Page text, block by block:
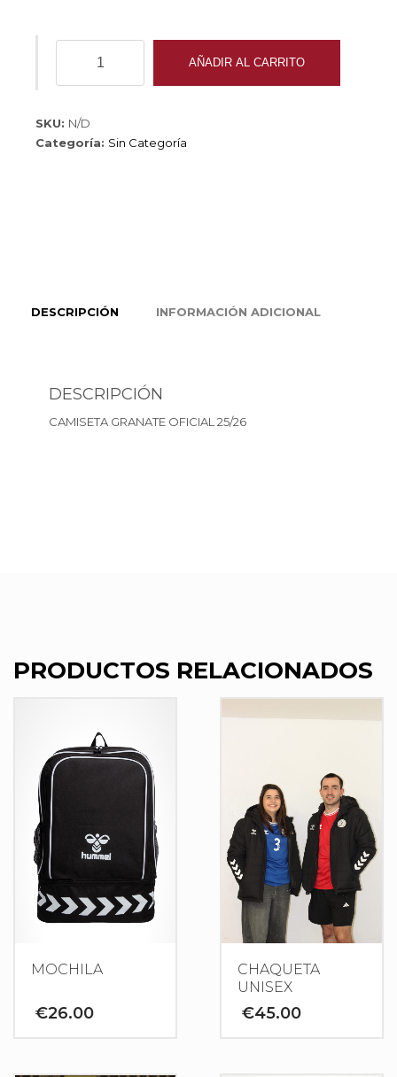
GRANATE
OFICIAL
cantidad
AÑADIR AL CARRITO
SKU: N/D
Categoría: Sin Categoría
DESCRIPCIÓN INFORMACIÓN ADICIONAL
DESCRIPCIÓN
CAMISETA GRANATE OFICIAL 25/26
PRODUCTOS RELACIONADOS
MOCHILA
€26.00
CHAQUETA
UNISEX
€45.00